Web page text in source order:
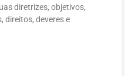
diretrizes, objetivos,
direitos, deveres e